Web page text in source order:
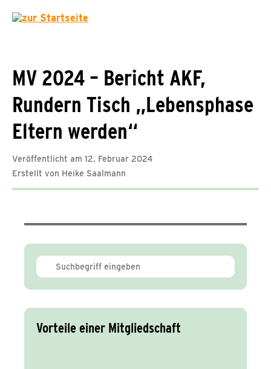
MV 2024 – Bericht AKF,
Rundern Tisch „Lebensphase
Eltern werden“
Veröffentlicht am 12. Februar 2024
Erstellt von Heike Saalmann
Vorteile einer Mitgliedschaft